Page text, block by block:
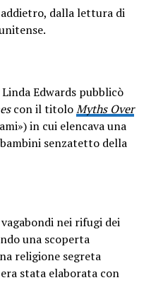
dalla lettura di
Edwards pubblicò
con il titoloMyths Over
in cui elencava una
senzatetto della
nei rifugi dei
una scoperta
religione segreta
stata elaborata con